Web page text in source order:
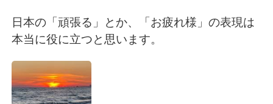
ไทย Indonesia
Italiano
Português
日本の「頑張る」とか、「お疲れ様」の表現は
本当に役に立つと思います。